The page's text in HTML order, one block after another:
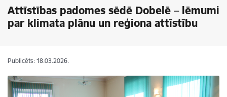
Attīstības padomes sēdē Dobelē – lēmumi
par klimata plānu un reģiona attīstību
Publicēts: 18.03.2026.